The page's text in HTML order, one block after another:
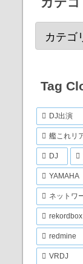
Tag
DJ出演
艦これリ
DJ
YAMAHA
ネットワ
rekordbox
redmine
VRDJ